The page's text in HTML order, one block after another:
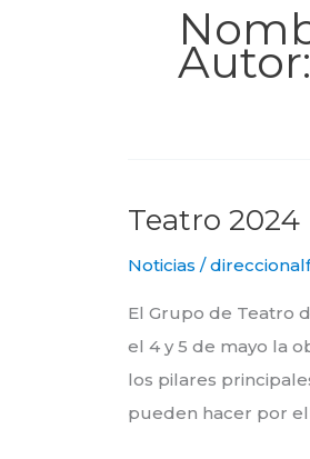
Teatro 2024
Noticias /
El Grupo de Teatro
el 4 y 5 de mayo la
los pilares
pueden hacer por
Teatro